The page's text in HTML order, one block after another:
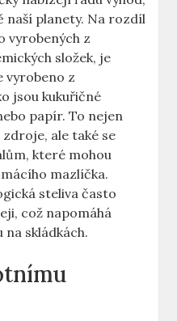
naší planety. Na rozdíl
vyrobených z
složek, je
vyrobeno z
jsou kukuřičné
papír. To nejen
ale také se
které mohou
mazlíčka.
steliva často
což napomáhá
skládkách.